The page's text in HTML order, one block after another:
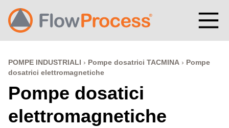
POMPE INDUSTRIALI Pompe dosatrici TACMINA
Pompe
dosatrici elettromagnetiche
Pompe dosatici
elettromagnetiche